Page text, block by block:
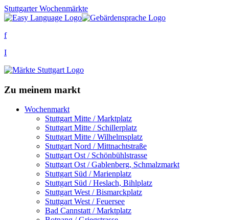
Stuttgarter Wochenmärkte
f
I
Zu meinem markt
Wochenmarkt
Stuttgart Mitte / Marktplatz
Stuttgart Mitte / Schillerplatz
Stuttgart Mitte / Wilhelmsplatz
Stuttgart Nord / Mittnachtstraße
Stuttgart Ost / Schönbühlstrasse
Stuttgart Ost / Gablenberg, Schmalzmarkt
Stuttgart Süd / Marienplatz
Stuttgart Süd / Heslach, Bihlplatz
Stuttgart West / Bismarckplatz
Stuttgart West / Feuersee
Bad Cannstatt / Marktplatz